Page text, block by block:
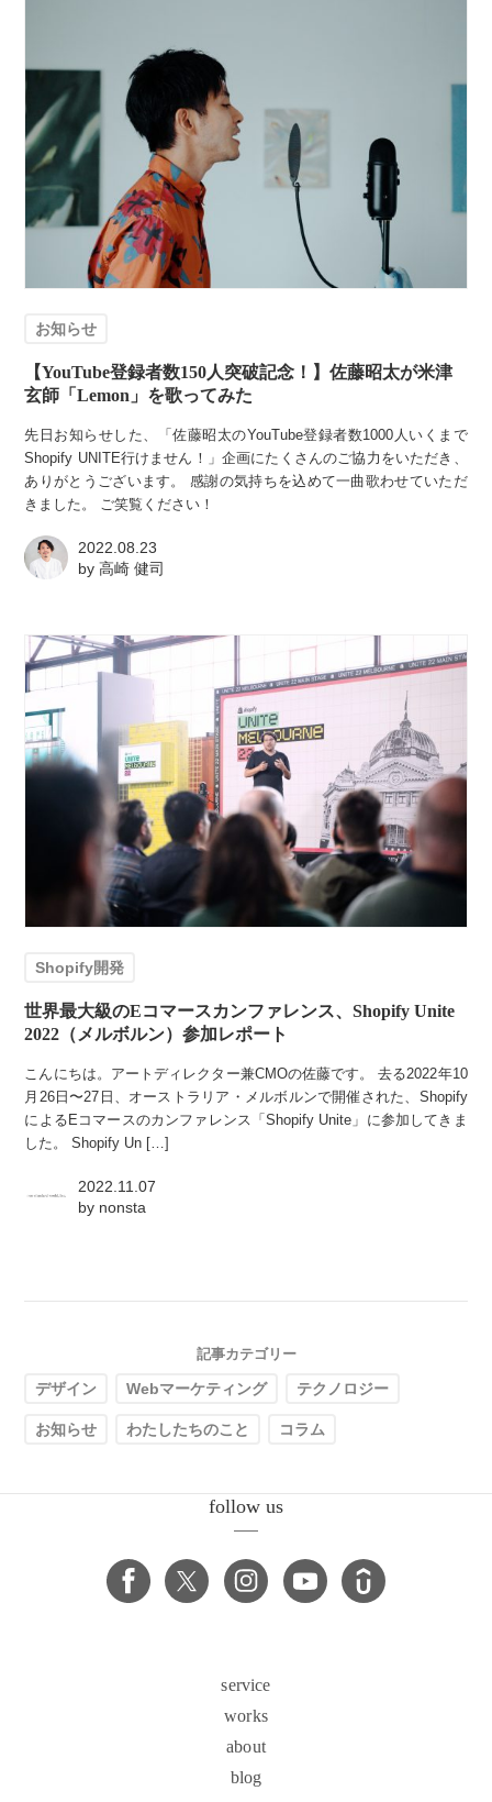
お知らせ
【YouTube登録者数150人突破記念！】佐藤昭太が米津
玄師「Lemon」を歌ってみた
先日お知らせした、「佐藤昭太のYouTube登録者数1000人いくまで
Shopify UNITE行けません！」企画にたくさんのご協力をいただき、
ありがとうございます。 感謝の気持ちを込めて一曲歌わせていただ
きました。 ご笑覧ください！
2022.08.23
by高崎 健司
Shopify開発
世界最大級のEコマースカンファレンス、Shopify Unite
2022（メルボルン）参加レポート
こんにちは。アートディレクター兼CMOの佐藤です。 去る2022年10
月26日〜27日、オーストラリア・メルボルンで開催された、Shopify
によるEコマースのカンファレンス「Shopify Unite」に参加してきま
した。 Shopify Un […]
2022.11.07
by nonsta
記事カテゴリー
デザイン Webマーケティング テクノロジー
お知らせ わたしたちのこと コラム
follow us
service
works
about
blog